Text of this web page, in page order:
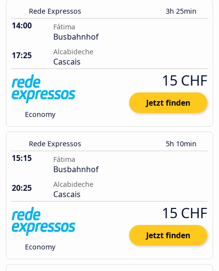
Rede Expressos 3h 25min
14:00 Fátima
Busbahnhof
17:25
Alcabideche
Cascais
Economy
15 CHF
Jetzt finden
Rede Expressos 5h 10min
15:15 Fátima
Busbahnhof
20:25
Alcabideche
Cascais
Economy
15 CHF
Jetzt finden